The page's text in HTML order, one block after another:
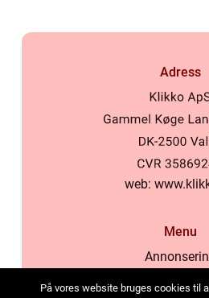
Adress
web:
Menu
På vores website bruges cookies til